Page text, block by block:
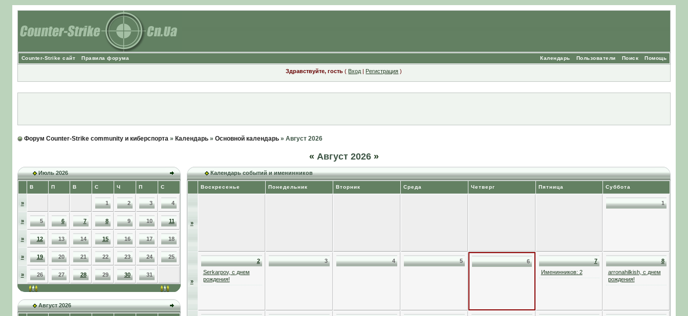
Counter-Strike сайт Правила форума Помощь
Поиск
Пользователи
Календарь
Здравствуйте, гость ( Вход | Регистрация )
Форум Counter-Strike community и киберспорта» Календарь» Основной календарь» Август 2026
« Август 2026 »
Июль 2026
В П В С Ч П С
» 1 2 3 4
» 5 6 7 8 9 10 11
» 12 13 14 15 16 17 18
» 19 20 21 22 23 24 25
» 26 27 28 29 30 31
Август 2026
Календарь событий и именинников
Воскресенье Понедельник Вторник Среда Четверг Пятница Суббота
»
1
»
2
Serkarpov, с днем
рождения!
3 4 5 6
7
Именинников: 2
8
arronahilkish, с днем
рождения!